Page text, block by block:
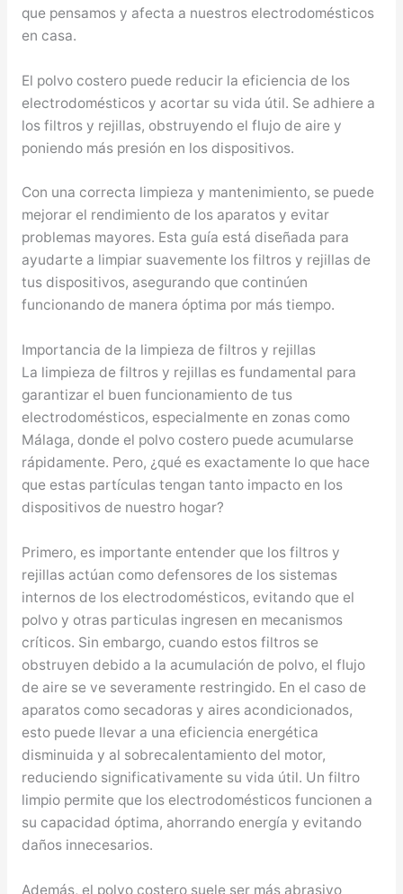
que pensamos y afecta a nuestros electrodomésticos
en casa.
El polvo costero puede reducir la eficiencia de los
electrodomésticos y acortar su vida útil. Se adhiere a
los filtros y rejillas, obstruyendo el flujo de aire y
poniendo más presión en los dispositivos.
Con una correcta limpieza y mantenimiento, se puede
mejorar el rendimiento de los aparatos y evitar
problemas mayores. Esta guía está diseñada para
ayudarte a limpiar suavemente los filtros y rejillas de
tus dispositivos, asegurando que continúen
funcionando de manera óptima por más tiempo.
Importancia de la limpieza de filtros y rejillas
La limpieza de filtros y rejillas es fundamental para
garantizar el buen funcionamiento de tus
electrodomésticos, especialmente en zonas como
Málaga, donde el polvo costero puede acumularse
rápidamente. Pero, ¿qué es exactamente lo que hace
que estas partículas tengan tanto impacto en los
dispositivos de nuestro hogar?
Primero, es importante entender que los filtros y
rejillas actúan como defensores de los sistemas
internos de los electrodomésticos, evitando que el
polvo y otras particulas ingresen en mecanismos
críticos. Sin embargo, cuando estos filtros se
obstruyen debido a la acumulación de polvo, el flujo
de aire se ve severamente restringido. En el caso de
aparatos como secadoras y aires acondicionados,
esto puede llevar a una eficiencia energética
disminuida y al sobrecalentamiento del motor,
reduciendo significativamente su vida útil. Un filtro
limpio permite que los electrodomésticos funcionen a
su capacidad óptima, ahorrando energía y evitando
daños innecesarios.
Además, el polvo costero suele ser más abrasivo